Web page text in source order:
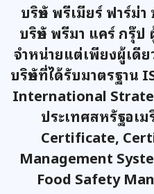
บริษัท พรีเมียร์ ฟาร์ม่
บริษัท พรีมา แคร์ กรุ๊
จำหน่ายแต่เพียงผู้เดี
บริษัทที่ได้รับมาตรฐาน
International
ประเทศสหรัฐอเ
Certificate,
Management
Food Safety